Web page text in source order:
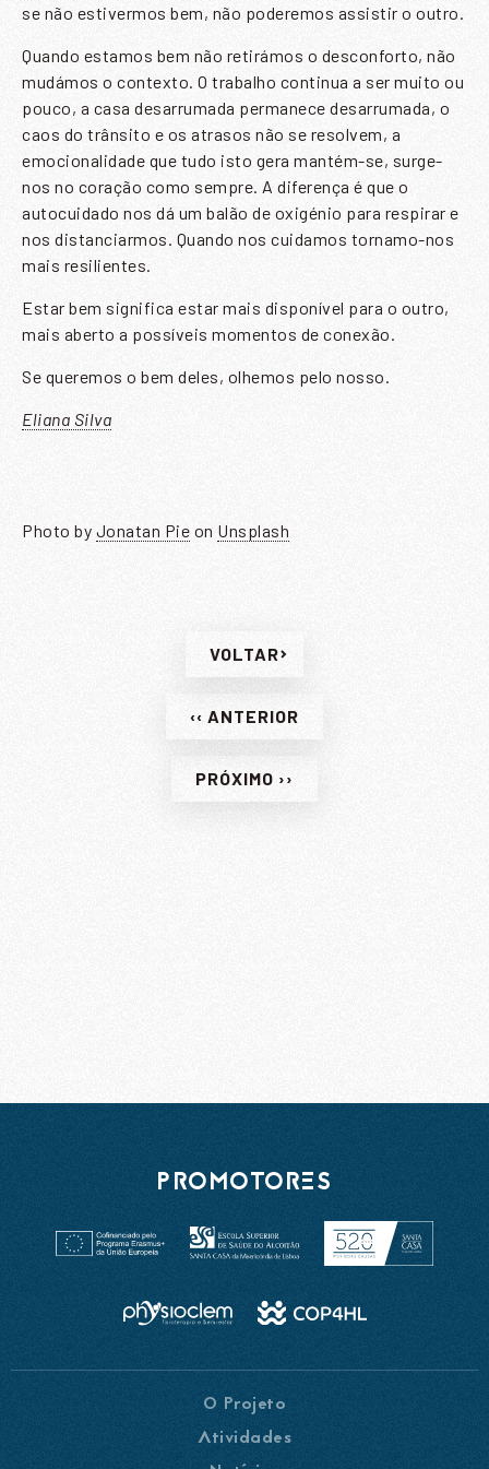
se não estivermos bem, não poderemos assistir o outro.
Quando estamos bem não retirámos o desconforto, não
mudámos o contexto. O trabalho continua a ser muito ou
pouco, a casa desarrumada permanece desarrumada, o
caos do trânsito e os atrasos não se resolvem, a
emocionalidade que tudo isto gera mantém-se, surge-
nos no coração como sempre. A diferença é que o
autocuidado nos dá um balão de oxigénio para respirar e
nos distanciarmos. Quando nos cuidamos tornamo-nos
mais resilientes.
Estar bem significa estar mais disponível para o outro,
mais aberto a possíveis momentos de conexão.
Se queremos o bem deles, olhemos pelo nosso.
Eliana Silva
Photo by Jonatan Pie on Unsplash
VOLTAR
‹‹ ANTERIOR
PRÓXIMO ››
PROMOTORES
O Projeto
Atividades
SUBSCREVER A NOSSA
NEWSLETTER
Nome*
Email*
ENVIAR